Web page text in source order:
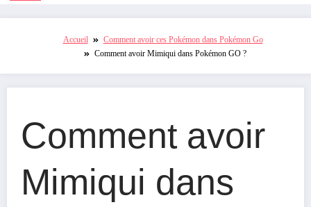
Accueil
Comment avoir ces Pokémon dans Pokémon Go
Comment avoir Mimiqui dans Pokémon GO ?
Comment avoir
Mimiqui dans